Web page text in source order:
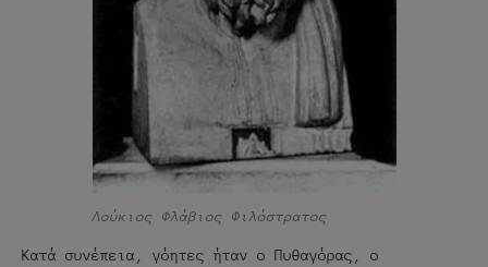
Λούκιος Φλάβιος Φιλόστρατος
Κατά συνέπεια, γόητες ήταν ο Πυθαγόρας, ο